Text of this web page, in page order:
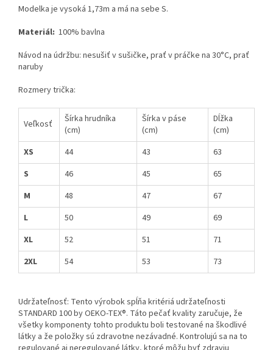
Modelka je vysoká 1,73m a má na sebe S.
Materiál: 100% bavlna
Návod na údržbu: nesušiť v sušičke, prať v práčke na 30°C, prať
naruby
Rozmery trička:
Veľkosť
Šírka hrudníka
(cm)
Šírka v páse
(cm)
Dĺžka
(cm)
XS
44 43
63
S
46 45
65
M
48 47
67
L
50 49
69
XL
52 51
71
2XL
54 53 73
Udržateľnosť: Tento výrobok spĺňa kritériá udržateľnosti
STANDARD 100 by OEKO-TEX®. Táto pečať kvality zaručuje, že
všetky komponenty tohto produktu boli testované na škodlivé
látky a že položky sú zdravotne nezávadné. Kontrolujú sa na to